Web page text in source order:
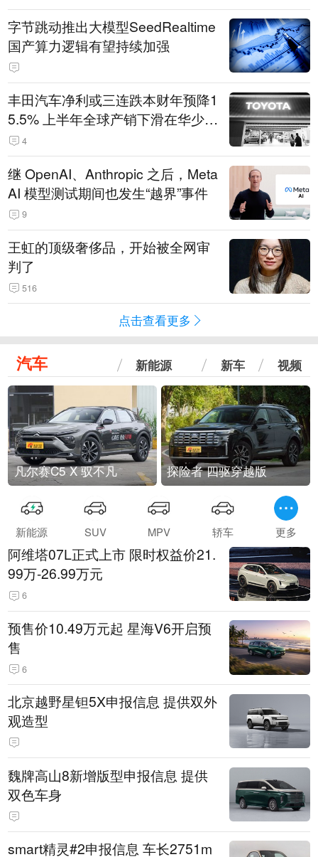
字节跳动推出大模型SeedRealtime
国产算力逻辑有望持续加强
丰田汽车净利或三连跌本财年预降1
5.5% 上半年全球产销下滑在华少卖
14.3万辆
4
继 OpenAI、Anthropic 之后，Meta
AI 模型测试期间也发生“越界”事件
9
王虹的顶级奢侈品，开始被全网审
判了
516
点击查看更多
汽车 新能源 新车 视频
凡尔赛C5 X 驭不凡 探险者 四驱穿越版
新能源 SUV MPV 轿车 更多
阿维塔07L正式上市 限时权益价21.
99万-26.99万元
6
预售价10.49万元起 星海V6开启预
售
6
北京越野星钽5X申报信息 提供双外
观造型
魏牌高山8新增版型申报信息 提供
双色车身
smart精灵#2申报信息 车长2751m